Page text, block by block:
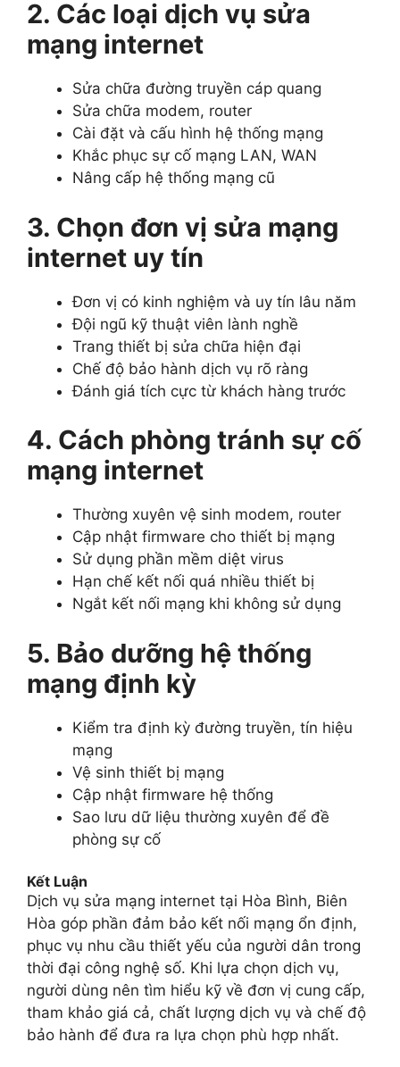
2. Các loại dịch vụ sửa
mạng internet
Sửa chữa đường truyền cáp quang
Sửa chữa modem, router
Cài đặt và cấu hình hệ thống mạng
Khắc phục sự cố mạng LAN, WAN
Nâng cấp hệ thống mạng cũ
3. Chọn đơn vị sửa mạng
internet uy tín
Đơn vị có kinh nghiệm và uy tín lâu năm
Đội ngũ kỹ thuật viên lành nghề
Trang thiết bị sửa chữa hiện đại
Chế độ bảo hành dịch vụ rõ ràng
Đánh giá tích cực từ khách hàng trước
4. Cách phòng tránh sự cố
mạng internet
Thường xuyên vệ sinh modem, router
Cập nhật firmware cho thiết bị mạng
Sử dụng phần mềm diệt virus
Hạn chế kết nối quá nhiều thiết bị
Ngắt kết nối mạng khi không sử dụng
5. Bảo dưỡng hệ thống
mạng định kỳ
Kiểm tra định kỳ đường truyền, tín hiệu
mạng
Vệ sinh thiết bị mạng
Cập nhật firmware hệ thống
Sao lưu dữ liệu thường xuyên để đề
phòng sự cố
Kết Luận
Dịch vụ sửa mạng internet tại Hòa Bình, Biên
Hòa góp phần đảm bảo kết nối mạng ổn định,
phục vụ nhu cầu thiết yếu của người dân trong
thời đại công nghệ số. Khi lựa chọn dịch vụ,
người dùng nên tìm hiểu kỹ về đơn vị cung cấp,
tham khảo giá cả, chất lượng dịch vụ và chế độ
bảo hành để đưa ra lựa chọn phù hợp nhất.